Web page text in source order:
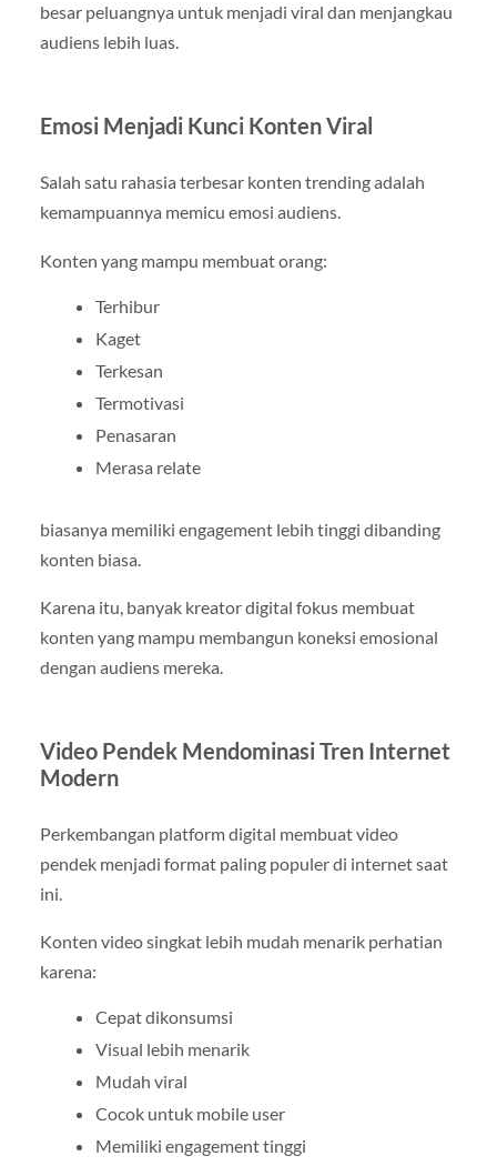
besar peluangnya untuk menjadi viral dan menjangkau
audiens lebih luas.
Emosi Menjadi Kunci Konten Viral
Salah satu rahasia terbesar konten trending adalah
kemampuannya memicu emosi audiens.
Konten yang mampu membuat orang:
Terhibur
Kaget
Terkesan
Termotivasi
Penasaran
Merasa relate
biasanya memiliki engagement lebih tinggi dibanding
konten biasa.
Karena itu, banyak kreator digital fokus membuat
konten yang mampu membangun koneksi emosional
dengan audiens mereka.
Video Pendek Mendominasi Tren Internet
Modern
Perkembangan platform digital membuat video
pendek menjadi format paling populer di internet saat
ini.
Konten video singkat lebih mudah menarik perhatian
karena:
Cepat dikonsumsi
Visual lebih menarik
Mudah viral
Cocok untuk mobile user
Memiliki engagement tinggi